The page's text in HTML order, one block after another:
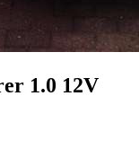
1.0 12V